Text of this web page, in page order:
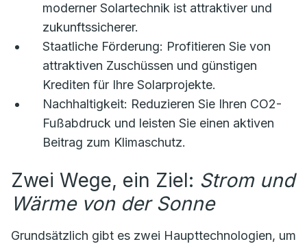
moderner Solartechnik ist attraktiver und
zukunftssicherer.
Staatliche Förderung: Profitieren Sie von
attraktiven Zuschüssen und günstigen
Krediten für Ihre Solarprojekte.
Nachhaltigkeit: Reduzieren Sie Ihren CO2-
Fußabdruck und leisten Sie einen aktiven
Beitrag zum Klimaschutz.
Zwei Wege, ein Ziel: Strom und
Wärme von der Sonne
Grundsätzlich gibt es zwei Haupttechnologien, um